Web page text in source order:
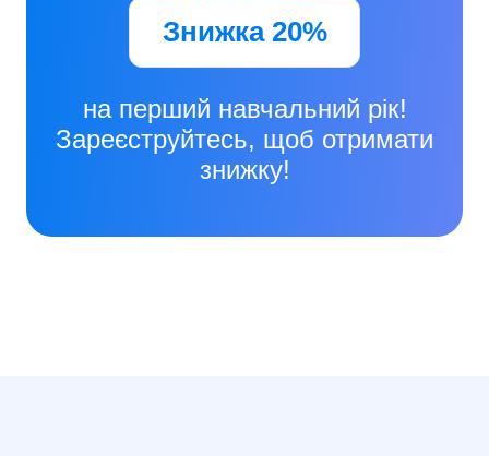
Знижка 20%
на перший навчальний рік!
Зареєструйтесь, щоб отримати
знижку!